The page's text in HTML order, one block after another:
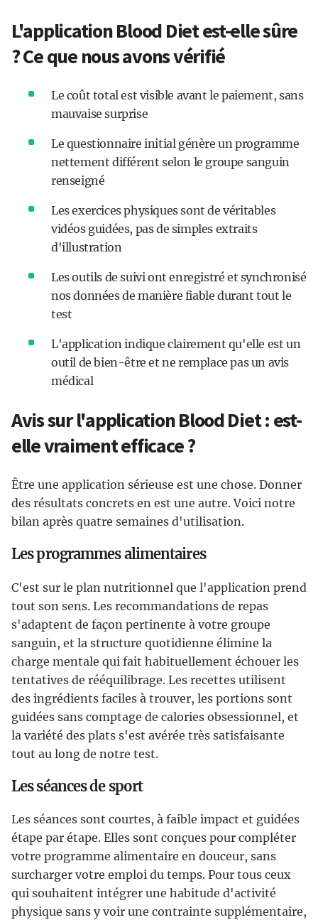
L'application Blood Diet est-elle sûre
? Ce que nous avons vérifié
Le coût total est visible avant le paiement, sans
mauvaise surprise
Le questionnaire initial génère un programme
nettement différent selon le groupe sanguin
renseigné
Les exercices physiques sont de véritables
vidéos guidées, pas de simples extraits
d'illustration
Les outils de suivi ont enregistré et synchronisé
nos données de manière fiable durant tout le
test
L'application indique clairement qu'elle est un
outil de bien-être et ne remplace pas un avis
médical
Avis sur l'application Blood Diet : est-
elle vraiment efficace ?
Être une application sérieuse est une chose. Donner
des résultats concrets en est une autre. Voici notre
bilan après quatre semaines d'utilisation.
Les programmes alimentaires
C'est sur le plan nutritionnel que l'application prend
tout son sens. Les recommandations de repas
s'adaptent de façon pertinente à votre groupe
sanguin, et la structure quotidienne élimine la
charge mentale qui fait habituellement échouer les
tentatives de rééquilibrage. Les recettes utilisent
des ingrédients faciles à trouver, les portions sont
guidées sans comptage de calories obsessionnel, et
la variété des plats s'est avérée très satisfaisante
tout au long de notre test.
Les séances de sport
Les séances sont courtes, à faible impact et guidées
étape par étape. Elles sont conçues pour compléter
votre programme alimentaire en douceur, sans
surcharger votre emploi du temps. Pour tous ceux
qui souhaitent intégrer une habitude d'activité
physique sans y voir une contrainte supplémentaire,